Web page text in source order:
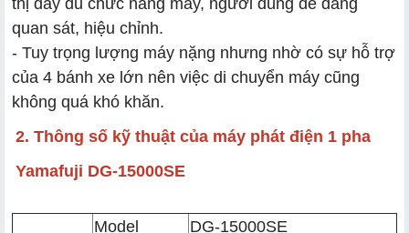
quan sát, hiệu chỉnh.
- Tuy trọng lượng máy nặng nhưng nhờ có sự hỗ trợ
của 4 bánh xe lớn nên việc di chuyển máy cũng
không quá khó khăn.
2. Thông số kỹ thuật của máy phát điện 1 pha
Yamafuji DG-15000SE
Model
DG-15000SE